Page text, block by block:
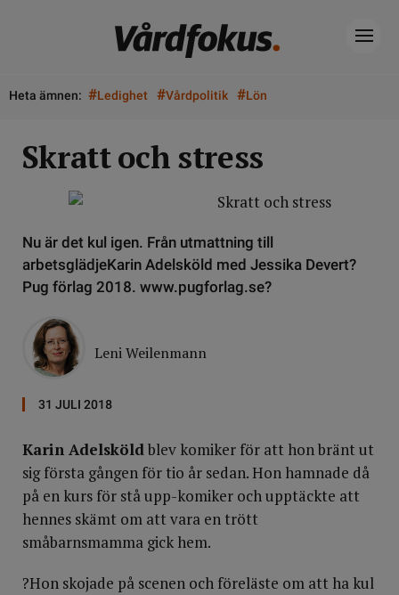
Heta ämnen: #Ledighet #Vårdpolitik #Lön
Skratt och stress
Nu är det kul igen. Från utmattning till
arbetsglädjeKarin Adelsköld med Jessika Devert?
Pug förlag 2018. www.pugforlag.se?
Leni Weilenmann
31 JULI 2018
Karin Adelsköldblev komiker för att hon bränt ut
sig första gången för tio år sedan. Hon hamnade då
på en kurs för stå upp-komiker och upptäckte att
hennes skämt om att vara en trött
småbarnsmamma gick hem.
?Hon skojade på scenen och föreläste om att ha kul